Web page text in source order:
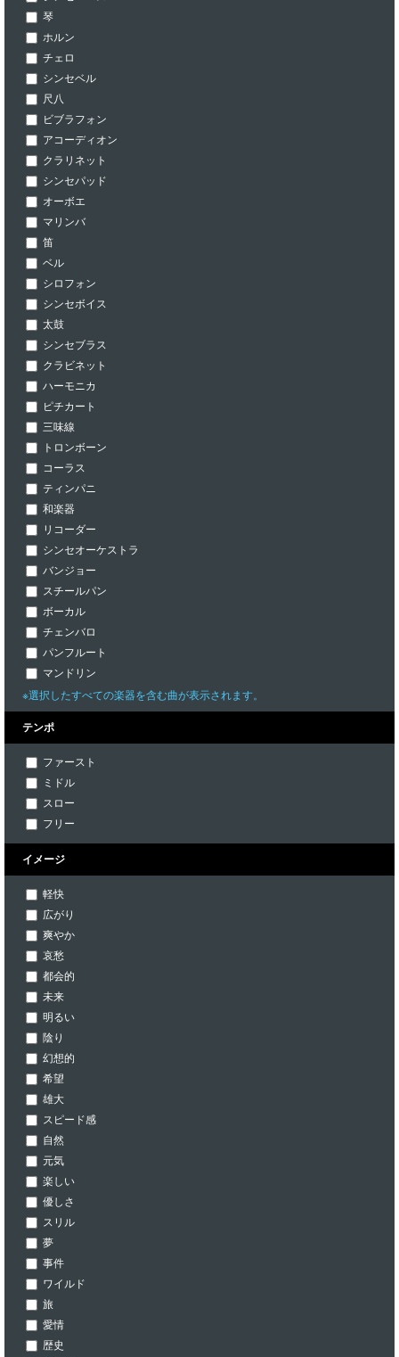
琴
ホルン
チェロ
シンセベル
尺八
ビブラフォン
アコーディオン
クラリネット
シンセパッド
オーボエ
マリンバ
笛
ベル
シロフォン
シンセボイス
太鼓
シンセブラス
クラビネット
ハーモニカ
ピチカート
三味線
トロンボーン
コーラス
ティンパニ
和楽器
リコーダー
シンセオーケストラ
バンジョー
スチールパン
ボーカル
チェンバロ
パンフルート
マンドリン
※選択したすべての楽器を含む曲が表示されます。
テンポ
ファースト
ミドル
スロー
フリー
イメージ
軽快
広がり
爽やか
哀愁
都会的
未来
明るい
陰り
幻想的
希望
雄大
スピード感
自然
元気
楽しい
優しさ
スリル
夢
事件
ワイルド
旅
愛情
歴史